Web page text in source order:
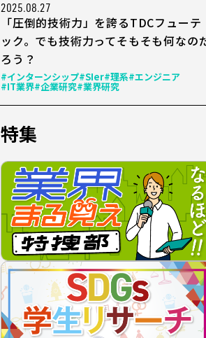
2025.08.27
「圧倒的技術力」を誇るTDCフューテ
ック。でも技術力ってそもそも何なの
ろう？
#インターンシップ#SIer#理系#エンジニア
#IT業界#企業研究#業界研究
特集